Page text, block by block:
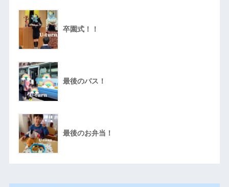
卒園式！！
最後のバス！
最後のお弁当！